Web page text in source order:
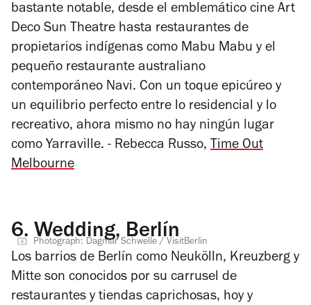
bastante notable, desde el emblemático cine Art
Deco Sun Theatre hasta restaurantes de
propietarios indígenas como Mabu Mabu y el
pequeño restaurante australiano
contemporáneo Navi. Con un toque epicúreo y
un equilibrio perfecto entre lo residencial y lo
recreativo, ahora mismo no hay ningún lugar
como Yarraville. - Rebecca Russo, Time Out
Melbourne
6. Wedding, Berlín
Photograph: Dagmar Schwelle / VisitBerlin
Los barrios de Berlín como Neukölln, Kreuzberg y
Mitte son conocidos por su carrusel de
restaurantes y tiendas caprichosas, hoy y